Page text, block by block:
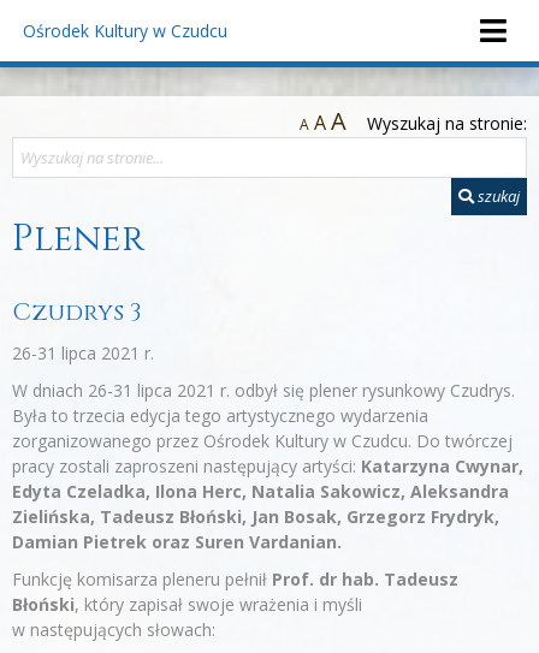
Ośrodek Kultury w Czudcu
A AA Wyszukaj na stronie:
szukaj
Plener
Czudrys 3
26-31 lipca 2021 r.
W dniach 26-31 lipca 2021 r. odbył się plener rysunkowy Czudrys.
Była to trzecia edycja tego artystycznego wydarzenia
zorganizowanego przez Ośrodek Kultury w Czudcu. Do twórczej
pracy zostali zaproszeni następujący artyści: Katarzyna Cwynar,
Edyta Czeladka, Ilona Herc, Natalia Sakowicz, Aleksandra
Zielińska, Tadeusz Błoński, Jan Bosak, Grzegorz Frydryk,
Damian Pietrek oraz Suren Vardanian.
Funkcję komisarza pleneru pełnił Prof. dr hab. Tadeusz
Błoński, który zapisał swoje wrażenia i myśli
w następujących słowach: